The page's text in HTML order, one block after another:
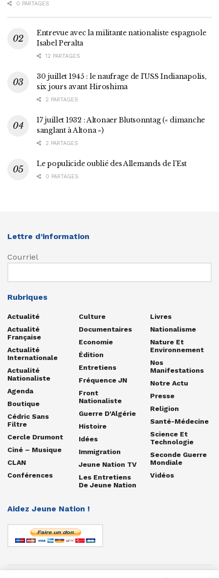
0 PARTAGES
Entrevue avec la militante nationaliste espagnole
Isabel Peralta
12 PARTAGES
30 juillet 1945 : le naufrage de l’USS Indianapolis,
six jours avant Hiroshima
2 PARTAGES
17 juillet 1932 : Altonaer Blutsonntag (« dimanche
sanglant à Altona »)
2 PARTAGES
Le populicide oublié des Allemands de l’Est
0 PARTAGES
Lettre d’information
Courriel
Rubriques
Actualité
Actualité
Française
Actualité
Internationale
Actualité
Nationaliste
Agenda
Boutique
Cédric Sans
Filtre
Cercle Drumont
Ciné – Musique
CLAN
Conférences
Culture
Documentaires
Economie
Édition
Entretiens
Fréquence JN
Front
Nationaliste
Guerre D'Algérie
Histoire
Idées
Immigration
Jeune Nation TV
Les Entretiens
De Jeune Nation
Livres
Nationalisme
Nature Et
Environnement
Nos
Manifestations
Notre Actu
Presse
Religion
Santé-Médecine
Science Et
Technologie
Seconde Guerre
Mondiale
Vidéos
Aidez Jeune Nation !